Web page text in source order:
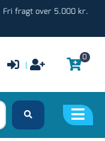
Fri fragt over 5.000 kr.
|
0